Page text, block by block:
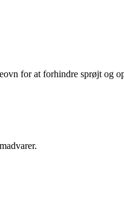
for at forhindre sprøjt og